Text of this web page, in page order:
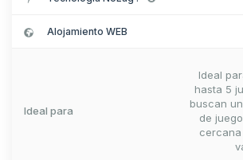
Alojamiento WEB
Ideal para
Ideal
hasta 5
buscan
de